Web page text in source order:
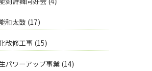
和太鼓 (17)
改修工事 (15)
パワーアップ事業 (14)